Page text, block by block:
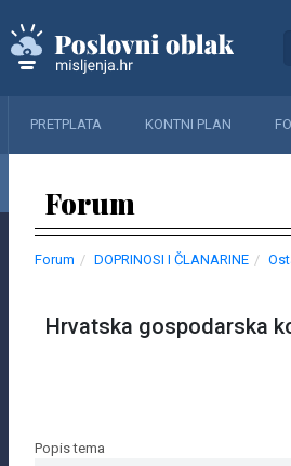
PRETPLATA KONTNI PLAN
Forum
Forum DOPRINOSI I ČLANARINE
Hrvatska gospodarska
Popis tema